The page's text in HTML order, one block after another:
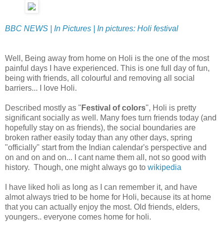
BBC NEWS | In Pictures | In pictures: Holi festival
Well, Being away from home on Holi is the one of the most
painful days I have experienced. This is one full day of fun,
being with friends, all colourful and removing all social
barriers... I love Holi.
Described mostly as " Festival of colors", Holi is pretty
significant socially as well. Many foes turn friends today (and
hopefully stay on as friends), the social boundaries are
broken rather easily today than any other days, spring
"officially" start from the Indian calendar's perspective and
on and on and on... I cant name them all, not so good with
history. Though, one might always go to wikipedia
I have liked holi as long as I can remember it, and have
almot always tried to be home for Holi, because its at home
that you can actually enjoy the most. Old friends, elders,
youngers.. everyone comes home for holi.